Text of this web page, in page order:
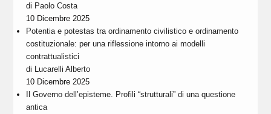
di Paolo Costa
10 Dicembre 2025
Potentia e potestas tra ordinamento civilistico e ordinamento
costituzionale: per una riflessione intorno ai modelli
contrattualistici
di Lucarelli Alberto
10 Dicembre 2025
Il Governo dell’episteme. Profili “strutturali” di una questione
antica